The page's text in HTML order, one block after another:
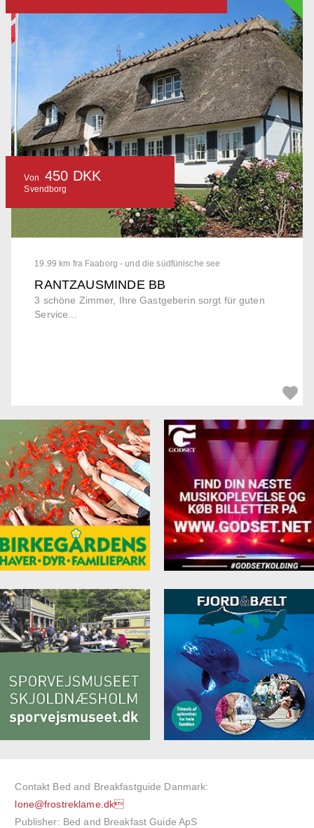
19.99 km fra Faaborg - und die südfünische see
RANTZAUSMINDE BB
3 schöne Zimmer, Ihre Gastgeberin sorgt für guten
Service...
Von 450 DKK
Svendborg
Contakt Bed and Breakfastguide Danmark:
lone@frostreklame.dk
Publisher: Bed and Breakfast Guide ApS